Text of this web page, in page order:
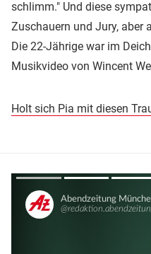
schlimm." Und diese
Zuschauern und Jury, aber
Die 22-Jährige war im
Musikvideo von Wincent
Holt sich Pia mit diesen